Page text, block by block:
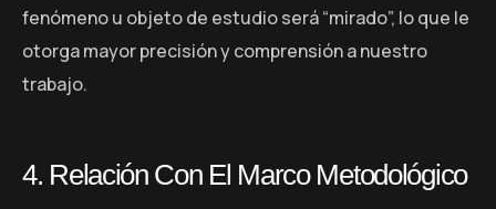
fenómeno u objeto de estudio será “mirado”, lo que le
otorga mayor precisión y comprensión a nuestro
trabajo.
4. Relación Con El Marco Metodológico